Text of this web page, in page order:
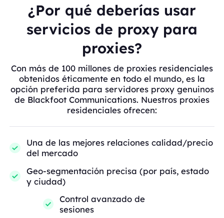
¿Por qué deberías usar
servicios de proxy para
proxies?
Con más de 100 millones de proxies residenciales
obtenidos éticamente en todo el mundo, es la
opción preferida para servidores proxy genuinos
de Blackfoot Communications. Nuestros proxies
residenciales ofrecen:
Una de las mejores relaciones calidad/precio
del mercado
Geo-segmentación precisa (por país, estado
y ciudad)
Control avanzado de
sesiones